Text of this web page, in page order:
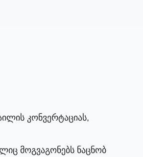
კონვერტაციას,
მოგვაგონებს ნაცნობ